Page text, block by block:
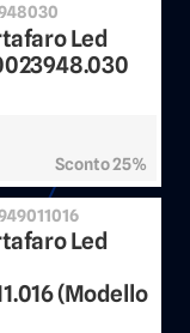
Led
Sconto 25%
Led
(Modello